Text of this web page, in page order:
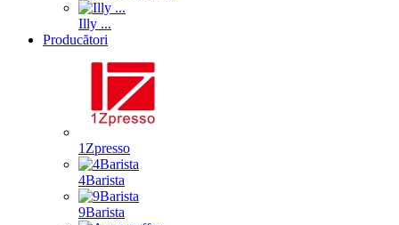
Illy ...
Producători
1Zpresso
4Barista
9Barista